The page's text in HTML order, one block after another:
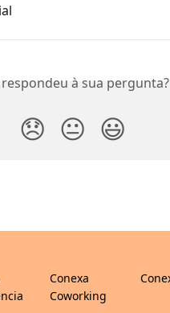
à sua pergunta?
😞 😐 😃
Conexa
Coworking